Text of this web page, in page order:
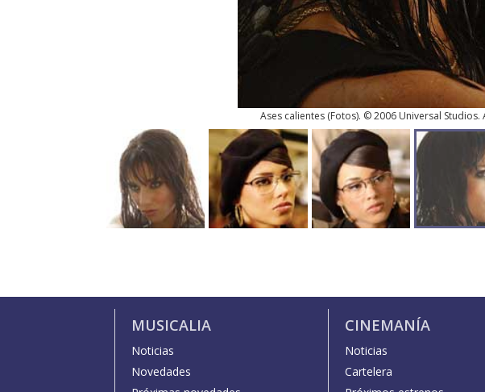
Ases calientes(Fotos). © 2006 Universal Studios.
MUSICALIA
Noticias
Novedades
CINEMANÍA
Noticias
Cartelera